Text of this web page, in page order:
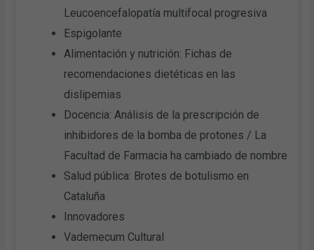
Leucoencefalopatía multifocal progresiva
Espigolante
Alimentación y nutrición: Fichas de
recomendaciones dietéticas en las
dislipemias
Docencia: Análisis de la prescripción de
inhibidores de la bomba de protones / La
Facultad de Farmacia ha cambiado de nombre
Salud pública: Brotes de botulismo en
Cataluña
Innovadores
Vademecum Cultural